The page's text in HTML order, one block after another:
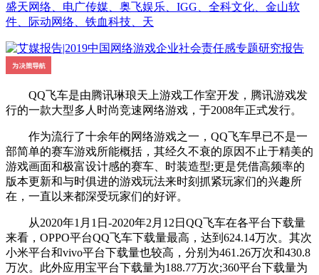
盛天网络、电广传媒、奥飞娱乐、IGG、全科文化、金山软
件、际动网络、铁血科技、天
QQ飞车是由腾讯琳琅天上游戏工作室开发，腾讯游戏发
行的一款大型多人时尚竞速网络游戏，于2008年正式发行。
作为流行了十余年的网络游戏之一，QQ飞车早已不是一
部简单的赛车游戏所能概括，其经久不衰的原因不止于精美的
游戏画面和极富设计感的赛车、时装造型;更是凭借高频率的
版本更新和与时俱进的游戏玩法来时刻抓紧玩家们的兴趣所
在，一直以来都深受玩家们的好评。
从2020年1月1日-2020年2月12日QQ飞车在各平台下载量
来看，OPPO平台QQ飞车下载量最高，达到624.14万次。其次
小米平台和vivo平台下载量也较高，分别为461.26万次和430.8
万次。此外应用宝平台下载量为188.77万次;360平台下载量为